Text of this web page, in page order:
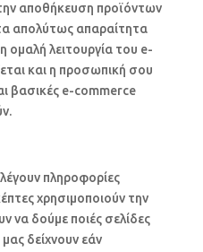
αποθήκευση προϊόντων
απολύτως απαραίτητα
ομαλή λειτουργία του e-
και η προσωπική σου
βασικές e-commerce
πληροφορίες
χρησιμοποιούν την
να δούμε ποιές σελίδες
δείχνουν εάν